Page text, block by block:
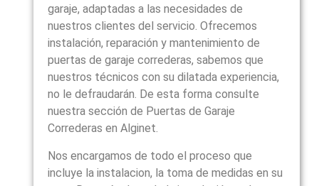
garaje, adaptadas a las necesidades de
nuestros clientes del servicio. Ofrecemos
instalación, reparación y mantenimiento de
puertas de garaje correderas, sabemos que
nuestros técnicos con su dilatada experiencia,
no le defraudarán. De esta forma consulte
nuestra sección de Puertas de Garaje
Correderas en Alginet.
Nos encargamos de todo el proceso que
incluye la instalacion, la toma de medidas en su